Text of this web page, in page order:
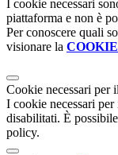
I cookie necessari
piattaforma e non è
Per conoscere quali
visionare la
Cookie necessari per
I cookie necessari
disabilitati. È
policy.